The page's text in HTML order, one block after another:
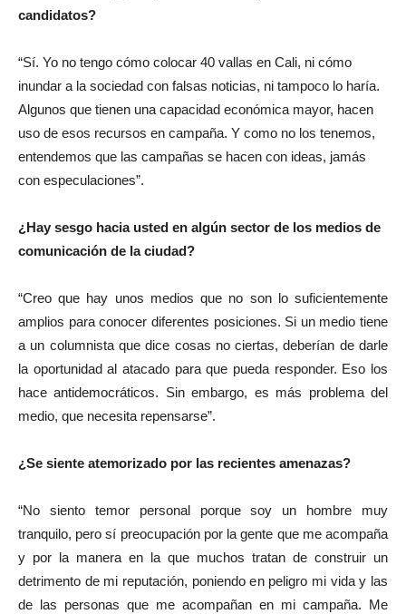
candidatos?
“Sí. Yo no tengo cómo colocar 40 vallas en Cali, ni cómo
inundar a la sociedad con falsas noticias, ni tampoco lo haría.
Algunos que tienen una capacidad económica mayor, hacen
uso de esos recursos en campaña. Y como no los tenemos,
entendemos que las campañas se hacen con ideas, jamás
con especulaciones”.
¿Hay sesgo hacia usted en algún sector de los medios de
comunicación de la ciudad?
“Creo que hay unos medios que no son lo suficientemente
amplios para conocer diferentes posiciones. Si un medio tiene
a un columnista que dice cosas no ciertas, deberían de darle
la oportunidad al atacado para que pueda responder. Eso los
hace antidemocráticos. Sin embargo, es más problema del
medio, que necesita repensarse”.
¿Se siente atemorizado por las recientes amenazas?
“No siento temor personal porque soy un hombre muy
tranquilo, pero sí preocupación por la gente que me acompaña
y por la manera en la que muchos tratan de construir un
detrimento de mi reputación, poniendo en peligro mi vida y las
de las personas que me acompañan en mi campaña. Me